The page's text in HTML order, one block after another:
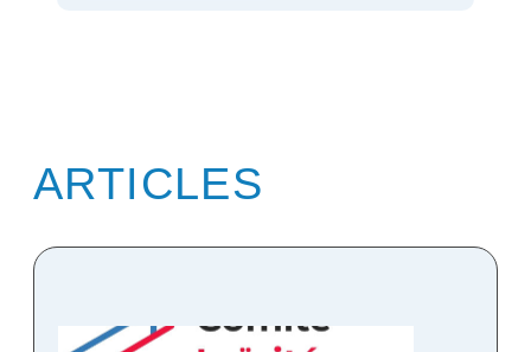
ARTICLES